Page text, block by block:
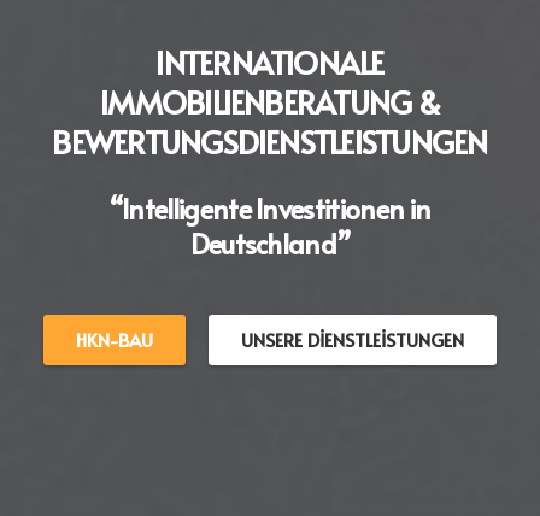
INTERNATIONALE
IMMOBILIENBERATUNG &
BEWERTUNGSDIENSTLEISTUNGEN
“Intelligente Investitionen in
Deutschland”
HKN-BAU UNSERE DIENSTLEISTUNGEN